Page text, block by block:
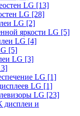
LG [13]
LG [28]
LG [2]
яркости LG [5]
LG [4]
[5]
LG [3]
LG [1]
LG [1]
LG [23]
дисплеи и